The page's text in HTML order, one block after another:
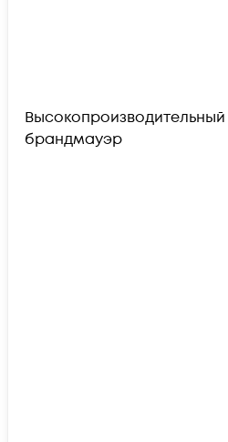
Высокопроизводительный
брандмауэр